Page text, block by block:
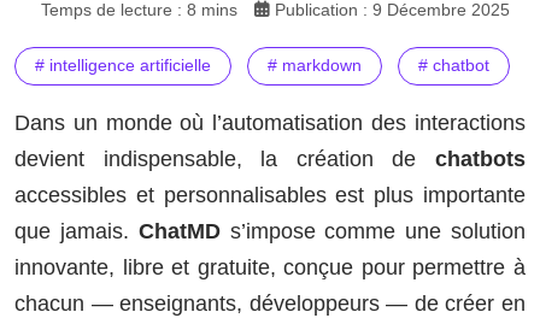
Temps de lecture : 8 mins Publication : 9 Décembre 2025
# intelligence artificielle # markdown # chatbot
Dans un monde où l’automatisation des interactions
devient indispensable, la création de chatbots
accessibles et personnalisables est plus importante
que jamais. ChatMDs’impose comme une solution
innovante, libre et gratuite, conçue pour permettre à
chacun — enseignants, développeurs — de créer en